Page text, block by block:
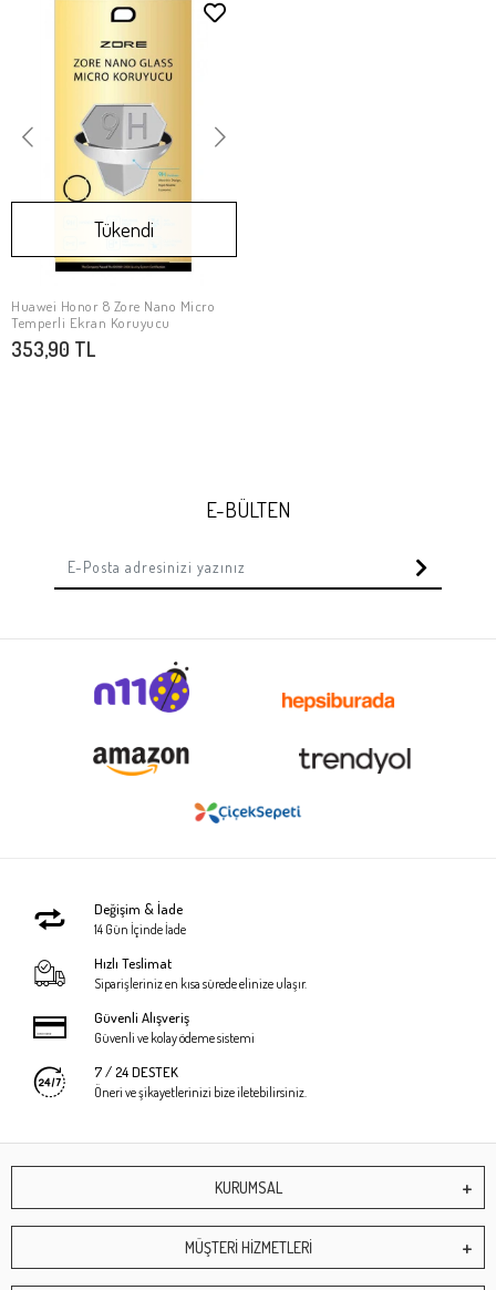
Stokta Yok
Tükendi
Huawei Honor 8 Zore Nano Micro
Temperli Ekran Koruyucu
353,90 TL
E-BÜLTEN
Değişim & İade
14 Gün İçinde İade
Hızlı Teslimat
Siparişleriniz en kısa sürede elinize ulaşır.
Güvenli Alışveriş
Güvenli ve kolay ödeme sistemi
7 / 24 DESTEK
Öneri ve şikayetlerinizi bize iletebilirsiniz.
KURUMSAL
MÜŞTERİ HİZMETLERİ